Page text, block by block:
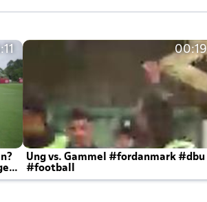
00:19
Ung vs. Gammel #fordanmark #dbu
#football